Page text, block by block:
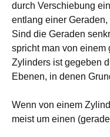
durch Verschiebung
entlang einer
Sind die Geraden
spricht man von einem
Zylinders ist gegeben
Ebenen, in denen
Wenn von einem
meist um einen